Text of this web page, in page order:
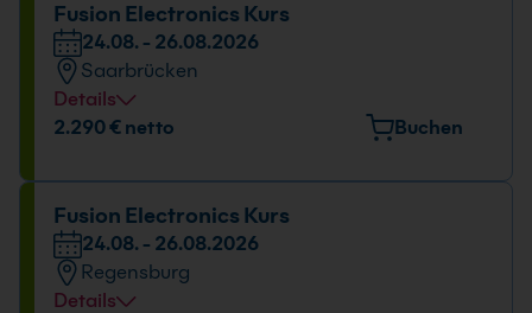
Datum und Uhrzeit
24.08. - 26.08.2026
09:00 - 16:00 Uhr
Fusion Electronics Kurs
24.08. - 26.08.2026
Saarbrücken
Details
Veranstaltungsort
Datum und Uhrzeit
24.08. - 26.08.2026
09:00 - 16:00 Uhr
2.290 € netto Buchen
Fusion Electronics Kurs
24.08. - 26.08.2026
Regensburg
Details